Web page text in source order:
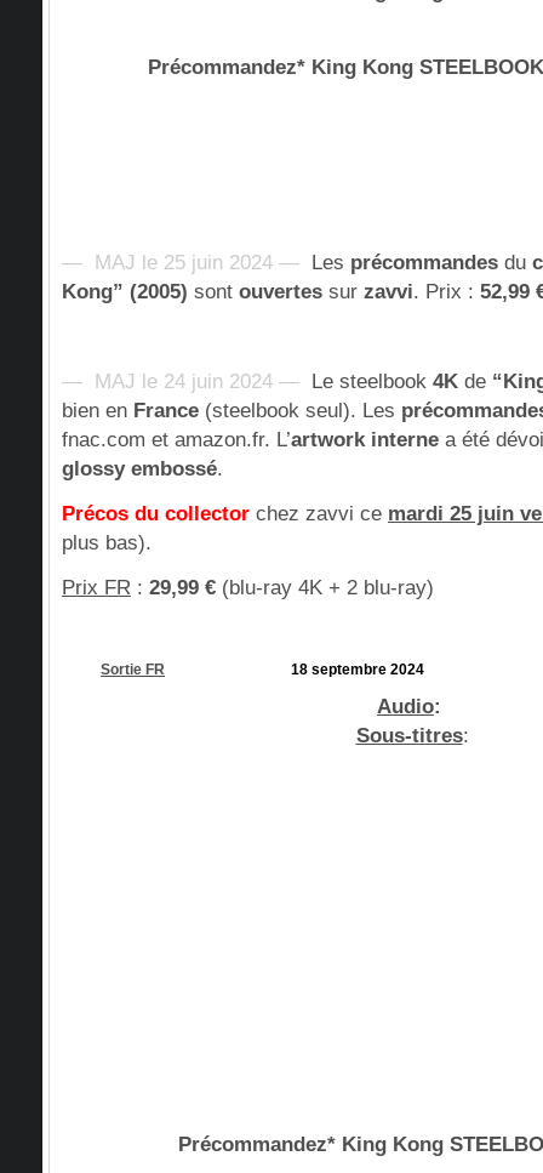
Précommandez* King Kong
— MAJ le 25 juin 2024 — Les précommandes du
Kong” (2005) sont ouvertes sur zavvi. Prix : 52,99
— MAJ le 24 juin 2024 — Le steelbook 4K de
bien en France (steelbook seul). Les
fnac.com et amazon.fr. L’artwork interne a été
glossy embossé.
Précos du collector chez zavvi ce mardi 25 juin
plus bas).
Prix FR : 29,99 € (blu-ray 4K + 2 blu-ray)
Sortie FR 18 septembre 2024
Audio:
Sous-titres:
Précommandez* King Kong